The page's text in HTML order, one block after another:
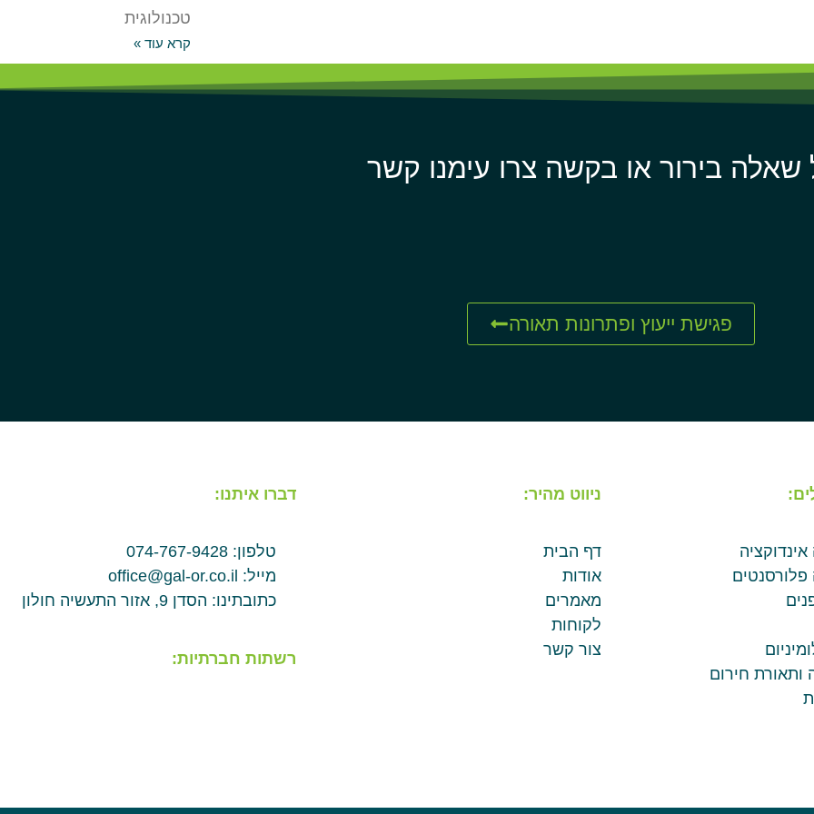
טכנולוגית
קרא עוד »
שאלה בירור או בקשה צרו עימנו קשר
פגישת ייעוץ ופתרונות תאורה
אינדוקציה
פלורסנטים
ותאורת חירום
ניווט מהיר:
דף הבית
אודות
מאמרים
לקוחות
צור קשר
דברו איתנו:
טלפון: 074-767-9428
מייל: office@gal-or.co.il
כתובתינו: הסדן 9, אזור התעשיה חולון
רשתות חברתיות: